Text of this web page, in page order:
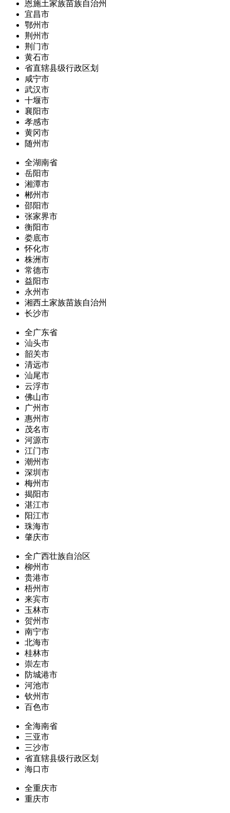
恩施土家族苗族自治州
宜昌市
鄂州市
荆州市
荆门市
黄石市
省直辖县级行政区划
咸宁市
武汉市
十堰市
襄阳市
孝感市
黄冈市
随州市
全湖南省
岳阳市
湘潭市
郴州市
邵阳市
张家界市
衡阳市
娄底市
怀化市
株洲市
常德市
益阳市
永州市
湘西土家族苗族自治州
长沙市
全广东省
汕头市
韶关市
清远市
汕尾市
云浮市
佛山市
广州市
惠州市
茂名市
河源市
江门市
潮州市
深圳市
梅州市
揭阳市
湛江市
阳江市
珠海市
肇庆市
全广西壮族自治区
柳州市
贵港市
梧州市
来宾市
玉林市
贺州市
南宁市
北海市
桂林市
崇左市
防城港市
河池市
钦州市
百色市
全海南省
三亚市
三沙市
省直辖县级行政区划
海口市
全重庆市
重庆市